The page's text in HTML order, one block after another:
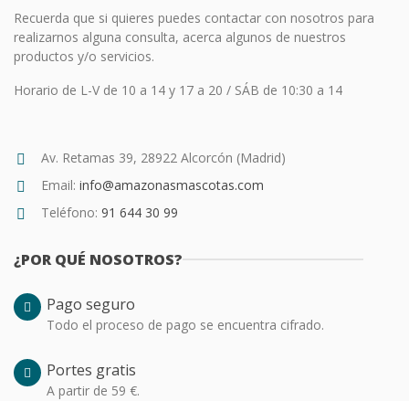
Recuerda que si quieres puedes contactar con nosotros para
realizarnos alguna consulta, acerca algunos de nuestros
productos y/o servicios.
Horario de L-V de 10 a 14 y 17 a 20 / SÁB de 10:30 a 14
Av. Retamas 39, 28922 Alcorcón (Madrid)
Email: info@amazonasmascotas.com
Teléfono: 91 644 30 99
¿POR QUÉ NOSOTROS?
Pago seguro
Todo el proceso de pago se encuentra cifrado.
Portes gratis
A partir de 59 €.